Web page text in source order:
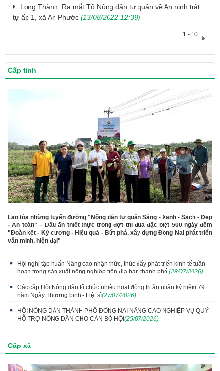
Long Thành: Ra mắt Tổ Nông dân tự quản về An ninh trật
tự ấp 1, xã An Phước (13/08/2022 12:39)
1 - 10
Cấp tỉnh
Lan tỏa những tuyến đường "Nông dân tự quản Sáng - Xanh - Sạch - Đẹp
- An toàn" – Dấu ấn thiết thực trong đợt thi đua đặc biệt 500 ngày đêm
"Đoàn kết - Kỷ cương - Hiệu quả - Bứt phá, xây dựng Đồng Nai phát triển
văn minh, hiện đại"
Hội nghị tập huấn Nâng cao nhận thức, thúc đẩy phát triển kinh tế tuần
hoàn trong sản xuất nông nghiệp trên địa bàn thành phố (28/07/2026)
Các cấp Hội Nông dân tổ chức nhiều hoạt động tri ân nhân kỷ niệm 79
năm Ngày Thương binh - Liệt sĩ(27/07/2026)
HỘI NÔNG DÂN THÀNH PHỐ ĐỒNG NAI NÂNG CAO NGHIỆP VỤ QUỸ
HỖ TRỢ NÔNG DÂN CHO CÁN BỘ HỘI(25/07/2026)
Cấp xã